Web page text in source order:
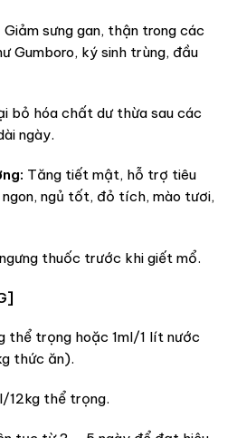
Giảm sưng gan, thận trong các
Gumboro, ký sinh trùng, đầu
bỏ hóa chất dư thừa sau các
ngày.
Tăng tiết mật, hỗ trợ tiêu
ngủ tốt, đỏ tích, mào tươi,
thuốc trước khi giết mổ.
thể trọng hoặc 1ml/1 lít nước
thức ăn).
12kg thể trọng.